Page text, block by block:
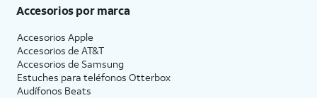
Accesorios por marca
Accesorios Apple
Accesorios de AT&T
Accesorios de Samsung
Estuches para teléfonos Otterbox
Audífonos Beats